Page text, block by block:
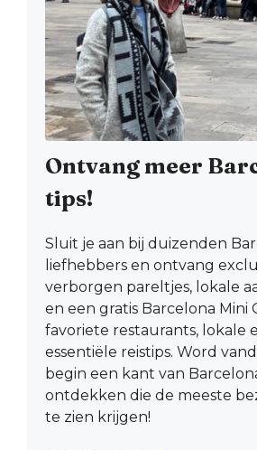
Ontvang meer
tips!
Sluit je aan bij duizenden
liefhebbers en ontvang
verborgen pareltjes, lokale
en een gratis Barcelona Mini
favoriete restaurants, lokale
essentiële reistips. Word
begin een kant van
ontdekken die de meeste
te zien krijgen!